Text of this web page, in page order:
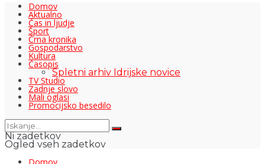
Domov
Aktualno
Čas in ljudje
Šport
Črna kronika
Gospodarstvo
Kultura
Časopis
Spletni arhiv Idrijske novice
TV Studio
Zadnje slovo
Mali oglasi
Promocijsko besedilo
Ni zadetkov
Ogled vseh zadetkov